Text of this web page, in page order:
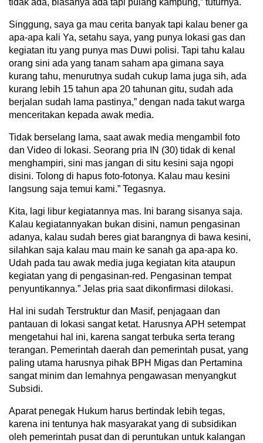
tidak ada, biasanya ada tapi pulang kampung,” tuturnya.
Singgung, saya ga mau cerita banyak tapi kalau bener ga
apa-apa kali Ya, setahu saya, yang punya lokasi gas dan
kegiatan itu yang punya mas Duwi polisi. Tapi tahu kalau
orang sini ada yang tanam saham apa gimana saya
kurang tahu, menurutnya sudah cukup lama juga sih, ada
kurang lebih 15 tahun apa 20 tahunan gitu, sudah ada
berjalan sudah lama pastinya,” dengan nada takut warga
menceritakan kepada awak media.
Tidak berselang lama, saat awak media mengambil foto
dan Video di lokasi. Seorang pria IN (30) tidak di kenal
menghampiri, sini mas jangan di situ kesini saja ngopi
disini. Tolong di hapus foto-fotonya. Kalau mau kesini
langsung saja temui kami.” Tegasnya.
Kita, lagi libur kegiatannya mas. Ini barang sisanya saja.
Kalau kegiatannyakan bukan disini, namun pengasinan
adanya, kalau sudah beres giat barangnya di bawa kesini,
silahkan saja kalau mau main ke sanah ga apa-apa ko.
Udah pada tau awak media juga kegiatan kita ataupun
kegiatan yang di pengasinan-red. Pengasinan tempat
penyuntikannya.” Jelas pria saat dikonfirmasi dilokasi.
Hal ini sudah Terstruktur dan Masif, penjagaan dan
pantauan di lokasi sangat ketat. Harusnya APH setempat
mengetahui hal ini, karena sangat terbuka serta terang
terangan. Pemerintah daerah dan pemerintah pusat, yang
paling utama harusnya pihak BPH Migas dan Pertamina
sangat minim dan lemahnya pengawasan menyangkut
Subsidi.
Aparat penegak Hukum harus bertindak lebih tegas,
karena ini tentunya hak masyarakat yang di subsidikan
oleh pemerintah pusat dan di peruntukan untuk kalangan